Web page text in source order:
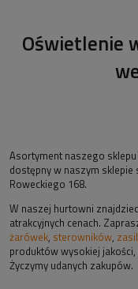
Oświetlenie
Asortyment naszego
dostępny w naszym
Roweckiego 168.
W naszej hurtowni
atrakcyjnych cenach.
żarówek, sterowników,
produktów wysokiej
Życzymy udanych zakupów.